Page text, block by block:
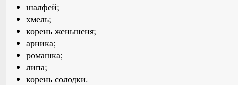
шалфей;
хмель;
корень женьшеня;
арника;
ромашка;
липа;
корень солодки.